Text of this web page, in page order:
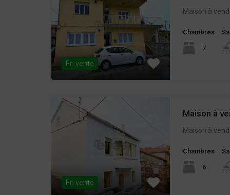
En vente
Maison à
Chambres
7
En vente
Maison à
Maison à
Chambres
6